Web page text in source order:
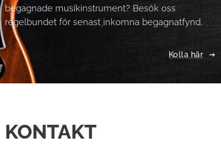
begagnade musikinstrument? Besök oss
regelbundet för senast inkomna begagnatfynd.
Kolla här
KONTAKT